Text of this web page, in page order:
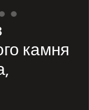
камня